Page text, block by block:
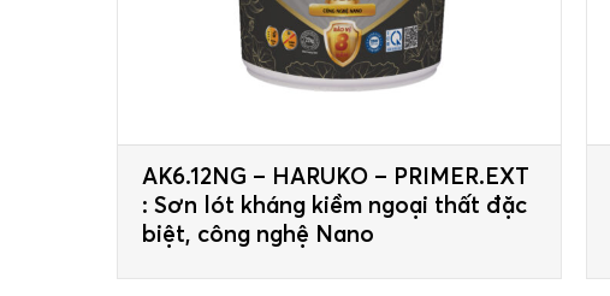
AK6.12NG – HARUKO – PRIMER.EXT
: Sơn lót kháng kiềm ngoại thất đặc
biệt, công nghệ Nano